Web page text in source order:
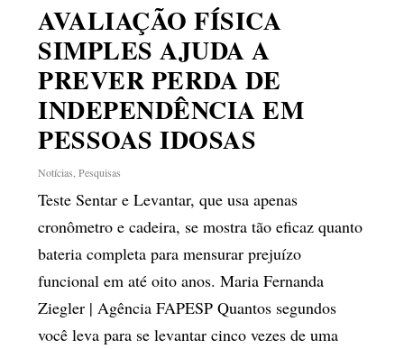
AVALIAÇÃO FÍSICA
SIMPLES AJUDA A
PREVER PERDA DE
INDEPENDÊNCIA EM
PESSOAS IDOSAS
Notícias ,Pesquisas
Teste Sentar e Levantar, que usa apenas
cronômetro e cadeira, se mostra tão eficaz quanto
bateria completa para mensurar prejuízo
funcional em até oito anos. Maria Fernanda
Ziegler | Agência FAPESP Quantos segundos
você leva para se levantar cinco vezes de uma